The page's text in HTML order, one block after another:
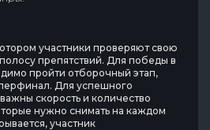
участники проверяют свою
препятствий. Для победы в
пройти отборочный этап,
Для успешного
скорость и количество
нужно снимать на каждом
участник